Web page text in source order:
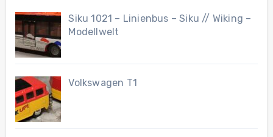
Siku 1021 – Linienbus – Siku // Wiking –
Modellwelt
Volkswagen T1